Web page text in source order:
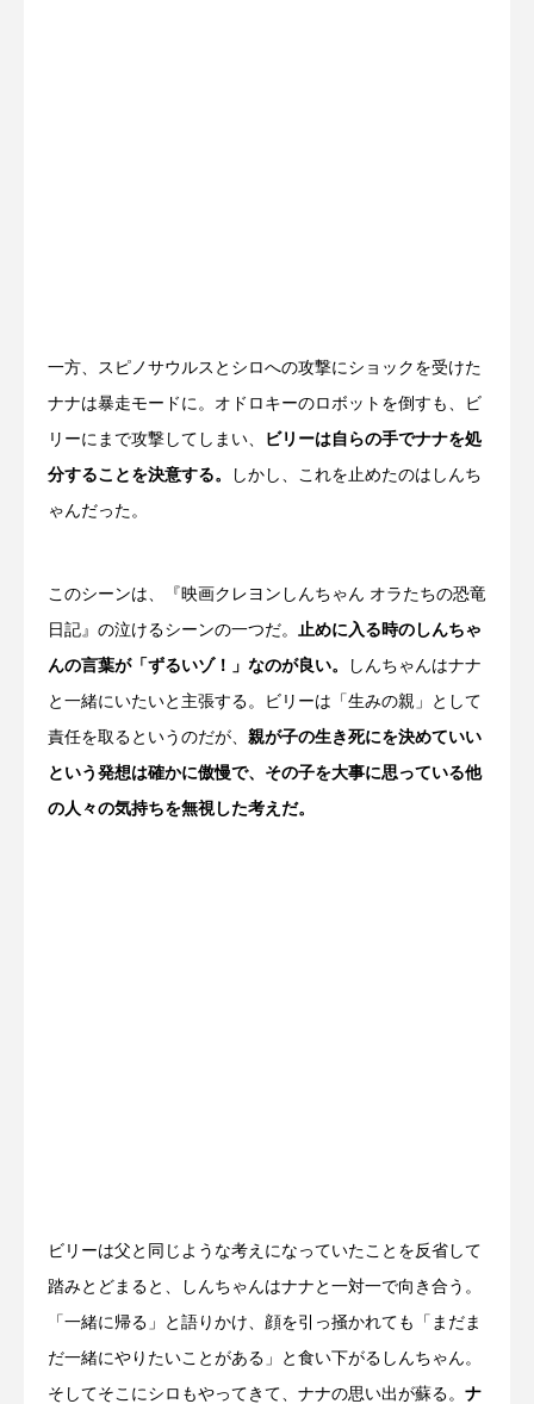
一方、スピノサウルスとシロへの攻撃にショックを受けた
ナナは暴走モードに。オドロキーのロボットを倒すも、ビ
リーにまで攻撃してしまい、 ビリーは自らの手でナナを処
分することを決意する。 しかし、これを止めたのはしんち
ゃんだった。
このシーンは、『映画クレヨンしんちゃん オラたちの恐竜
日記』の泣けるシーンの一つだ。 止めに入る時のしんちゃ
んの言葉が「ずるいゾ！」なのが良い。 しんちゃんはナナ
と一緒にいたいと主張する。ビリーは「生みの親」として
責任を取るというのだが、 親が子の生き死にを決めていい
という発想は確かに傲慢で、その子を大事に思っている他
の人々の気持ちを無視した考えだ。
ビリーは父と同じような考えになっていたことを反省して
踏みとどまると、しんちゃんはナナと一対一で向き合う。
「一緒に帰る」と語りかけ、顔を引っ掻かれても「まだま
だ一緒にやりたいことがある」と食い下がるしんちゃん。
そしてそこにシロもやってきて、ナナの思い出が蘇る。 ナ